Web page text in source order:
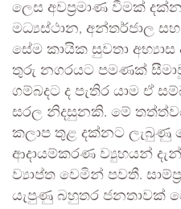
ලෙස අවප‍්‍රමාණ වීමක්
මධ්‍යස්ථාන, අන්තර්ජාල
සේම කායික සුවතා
තුරු නගරයට පමණක්
ගම්බදට ද පැතිර යාම ඒ
සරල නිදසුනකි. මේ
කලාප තුළ දක්නට ලැබුණු
ආදායම්කරණ ව්‍යුහයන් දැන්
ව්‍යාප්ත වෙමින් පවතී.
යැපුණු බහුතර ජනතාවක්